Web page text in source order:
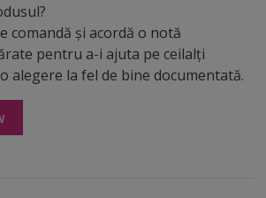
comandă și acordă o notă
pentru a-i ajuta pe ceilalți
alegere la fel de bine documentată.